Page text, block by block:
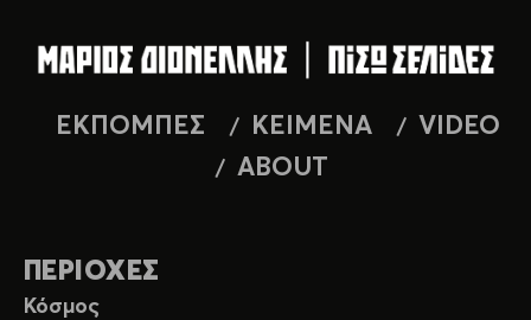
ΕΚΠΟΜΠΕΣ ΚΕΙΜΕΝΑ
VIDEO
ABOUT
ΠΕΡΙΟΧΕΣ
Κόσμος